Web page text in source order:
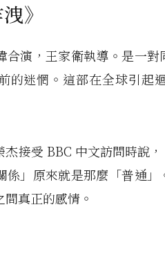
》
合演，王家衛執導。是一對
的迷惘。這部在全球引起
杰接受 BBC 中文訪問時說
係」原來就是那麼「普通」
真正的感情。